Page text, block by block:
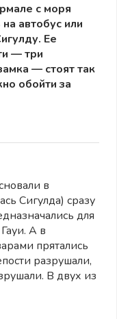
с моря
автобус или
Ее
— три
— стоят так
обойти за
в
Сигулда) сразу
для
А в
прятались
разрушали,
В двух из